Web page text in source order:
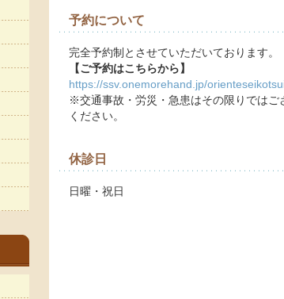
予約について
完全予約制とさせていただいております。
【ご予約はこちらから】
https://ssv.onemorehand.jp/
※交通事故・労災・急患はその限りではご
ください。
休診日
日曜・祝日